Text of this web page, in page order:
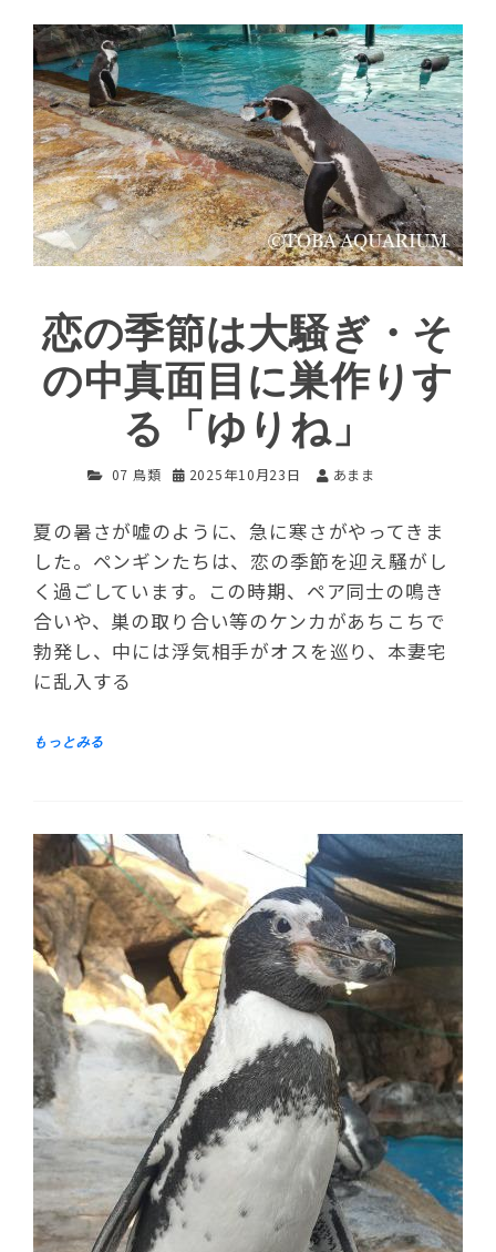
恋の季節は大騒ぎ・そ
の中真面目に巣作りす
る「ゆりね」
07 鳥類 2025年10月23日 あまま
夏の暑さが嘘のように、急に寒さがやってきま
した。ペンギンたちは、恋の季節を迎え騒がし
く過ごしています。この時期、ペア同士の鳴き
合いや、巣の取り合い等のケンカがあちこちで
勃発し、中には浮気相手がオスを巡り、本妻宅
に乱入する